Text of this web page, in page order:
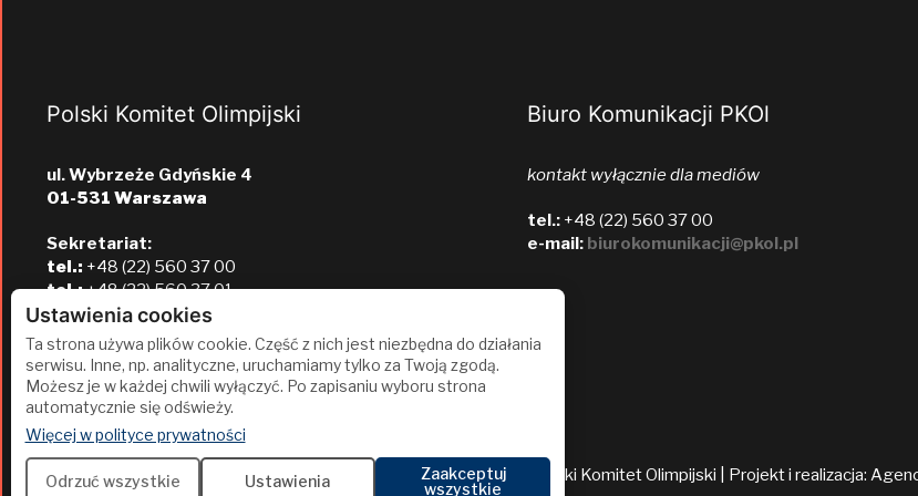
Polski Komitet Olimpijski
ul. Wybrzeże Gdyńskie 4
01-531 Warszawa
Sekretariat:
tel.: +48 (22) 560 37 00
tel.:+48 (22) 560 37 01
e-mail:pkol@pkol.pl
Biuro Komunikacji PKOl
kontakt wyłącznie dla mediów
tel.:+48 (22) 560 37 00
e-mail: biurokomunikacji@pkol.pl
2026 Polski Komitet Olimpijski | Projekt i realizacja:
Ustawienia cookies
Ta strona używa plików cookie. Część z nich jest niezbędna do działania
serwisu. Inne, np. analityczne, uruchamiamy tylko za Twoją zgodą.
Możesz je w każdej chwili wyłączyć. Po zapisaniu wyboru strona
automatycznie się odświeży.
Więcej w polityce prywatności(otwiera się w nowej karcie)
Odrzuć wszystkie Ustawienia
Zaakceptuj
wszystkie